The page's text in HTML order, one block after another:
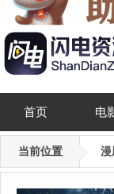
首页 电
当前位置 漫